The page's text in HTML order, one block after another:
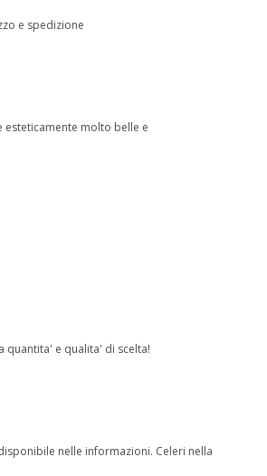
e spedizione
esteticamente molto belle e
quantita' e qualita' di scelta!
nelle informazioni. Celeri nella